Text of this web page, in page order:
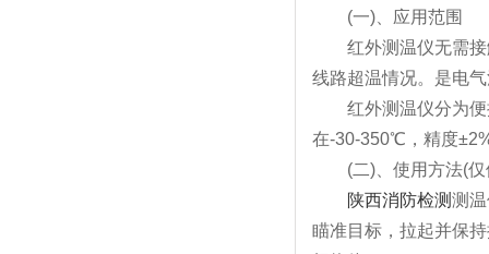
(一)、应用范围
红外测温仪无需接
线路超温情况。是电
红外测温仪分为便
在-30-350℃，精度
(二)、使用方法(仅
陕西消防检测测温
瞄准目标，拉起并